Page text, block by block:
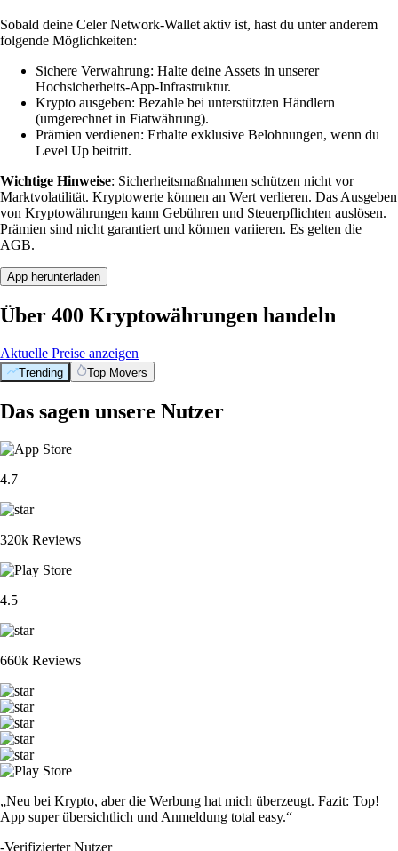
Sobald deine Celer Network-Wallet aktiv ist, hast du unter anderem
folgende Möglichkeiten:
Sichere Verwahrung: Halte deine Assets in unserer
Hochsicherheits-App-Infrastruktur.
Krypto ausgeben: Bezahle bei unterstützten Händlern
(umgerechnet in Fiatwährung).
Prämien verdienen: Erhalte exklusive Belohnungen, wenn du
Level Up beitritt.
Wichtige Hinweise: Sicherheitsmaßnahmen schützen nicht vor
Marktvolatilität. Kryptowerte können an Wert verlieren. Das Ausgeben
von Kryptowährungen kann Gebühren und Steuerpflichten auslösen.
Prämien sind nicht garantiert und können variieren. Es gelten die
AGB.
App herunterladen
Über 400 Kryptowährungen handeln
Aktuelle Preise anzeigen
Trending Top Movers
Das sagen unsere Nutzer
4.7
320k Reviews
4.5
660k Reviews
„Neu bei Krypto, aber die Werbung hat mich überzeugt. Fazit: Top!
App super übersichtlich und Anmeldung total easy.“
-Verifizierter Nutzer